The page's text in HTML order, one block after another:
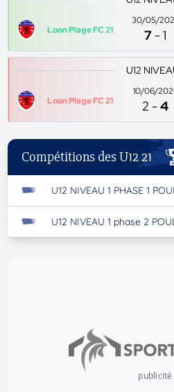
Loon Plage FC 21
30/05/
7 -1
U12
Loon Plage FC 21
10/06/
2 -4
Compétitions des U12 21
U12 NIVEAU 1 PHASE 1
U12 NIVEAU 1 phase 2
publicité